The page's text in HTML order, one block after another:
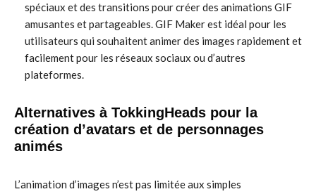
spéciaux et des transitions pour créer des animations GIF
amusantes et partageables. GIF Maker est idéal pour les
utilisateurs qui souhaitent animer des images rapidement et
facilement pour les réseaux sociaux ou d’autres
plateformes.
Alternatives à TokkingHeads pour la
création d’avatars et de personnages
animés
L’animation d’images n’est pas limitée aux simples